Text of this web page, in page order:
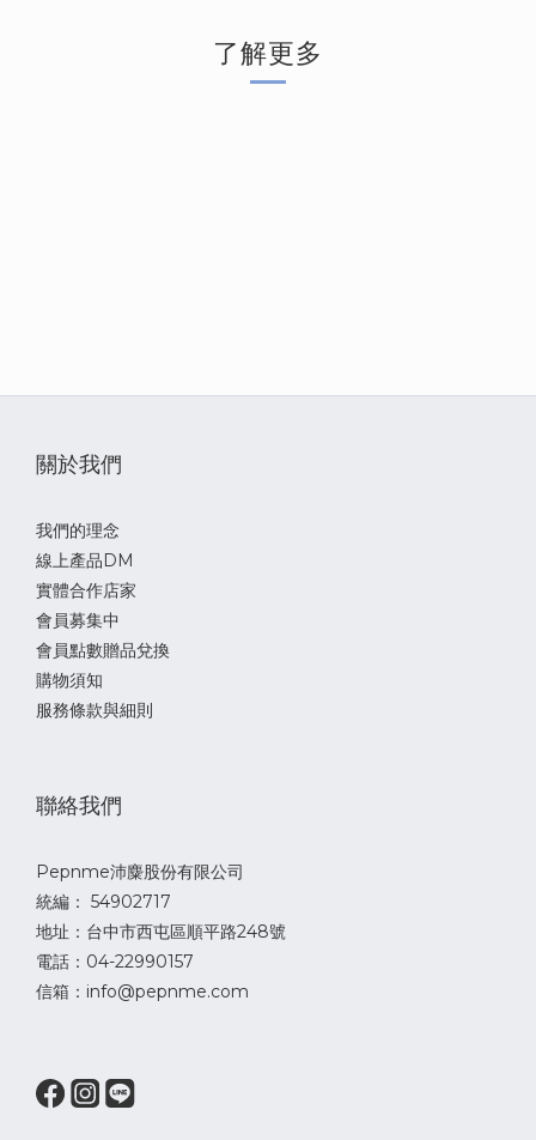
【礦物質成份】蛋白質鋅、蛋白質鐵、蛋白質銅、蛋白質
[適用對象]：成犬
後請密封保存並儘快食用。
[產地]：美國
* 使用注意事項：犬用寵物食品。
* 新竹物流包裹重量限制:20kg
了解更多
關於我們
我們的理念
線上產品DM
實體合作店家
會員募集中
會員點數贈品兌換
購物須知
服務條款與細則
聯絡我們
Pepnme沛麋股份有限公司
統編： 54902717
地址：台中市西屯區順平路248號
電話：04-22990157
信箱：info@pepnme.com